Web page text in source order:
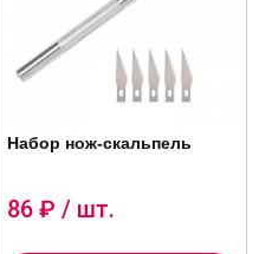
Набор нож-скальпель
86 ₽ / шт.